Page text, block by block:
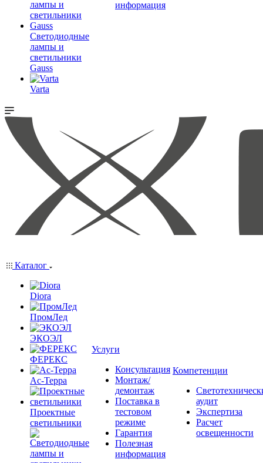
Светодиодные
лампы и
светильники
Gauss
Varta
информация
Каталог
Diora
ПромЛед
ЭКОЭЛ
ФЕРЕКС
Ас-Терра
Проектные
светильники
Услуги
Консультация
Монтаж/
демонтаж
Поставка в
тестовом
режиме
Гарантия
Полезная
информация
Компетенции
аудит
Экспертиза
Расчет
освещенности